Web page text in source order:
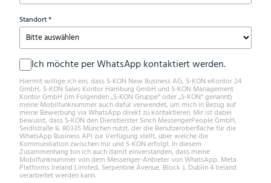
Standort(Pflichtfeld)
Ich möchte per WhatsApp kontaktiert werden.
Hiermit willige ich ein, dass S-KON New Business AG, S-KON eKontor 24
GmbH, S-KON Sales Kontor Hamburg GmbH und S-KON Management
Kontor GmbH (im Folgenden „S-KON Gruppe“ oder „S-KON“ genannt)
meine Mobilfunknummer auch dafür verwendet, um mich in Bezug auf
meine Bewerbung via WhatsApp direkt zu kontaktieren. Mir ist dabei
bewusst, dass S-KON den Dienstleister Sinch MessengerPeople GmbH,
Seidlstraße 8, 80335 München nutzt, der die Benutzeroberfläche für die
WhatsApp Business API zur Verfügung stellt, über welche die
Kommunikation zwischen mir und S-KON erfolgt. In diesem
Zusammenhang bin ich auch damit einverstanden, dass meine
Mobilfunknummer von dem Messenger-Anbieter von WhatsApp, Meta
Platforms Ireland Limited, Serpentine Avenue, Block J, Dublin 4 Ireland
verarbeitet werden kann.